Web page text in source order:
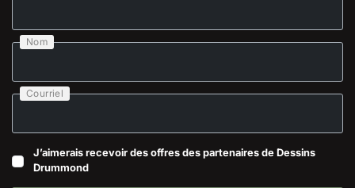
Nom
Courriel
J’aimerais recevoir des offres des partenaires de Dessins
Drummond